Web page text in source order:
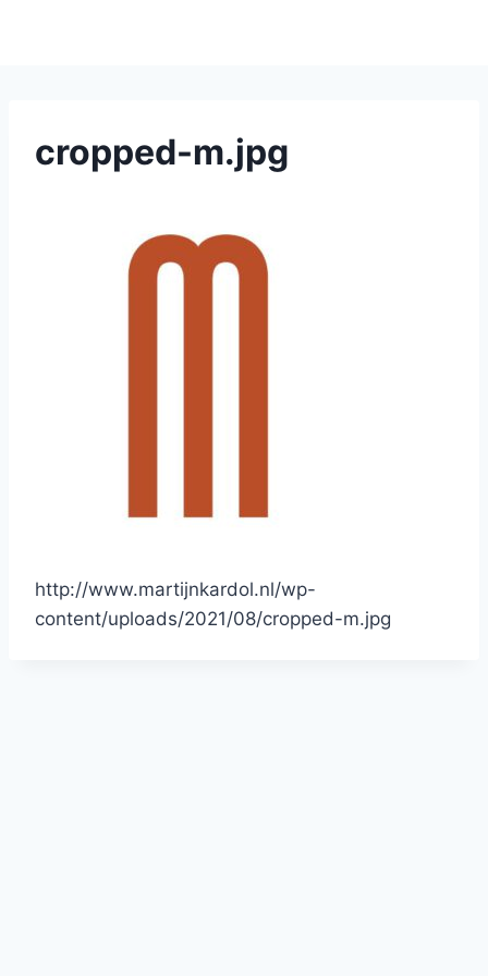
cropped-m.jpg
http://www.martijnkardol.nl/wp-
content/uploads/2021/08/cropped-m.jpg